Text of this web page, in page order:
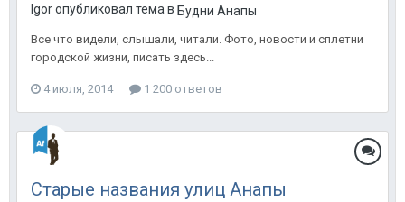
Igor опубликовал тема в Будни Анапы
Все что видели, слышали, читали. Фото, новости и сплетни
городской жизни, писать здесь...
4 июля, 2014 1 200 ответов
Старые названия улиц Анапы